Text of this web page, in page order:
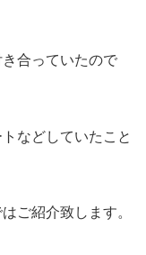
合っていたので
などしていたこと
ご紹介致します。